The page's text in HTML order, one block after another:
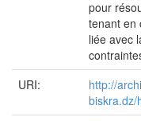
pour
tenant en
liée avec
URI:
http://
biskra.dz/